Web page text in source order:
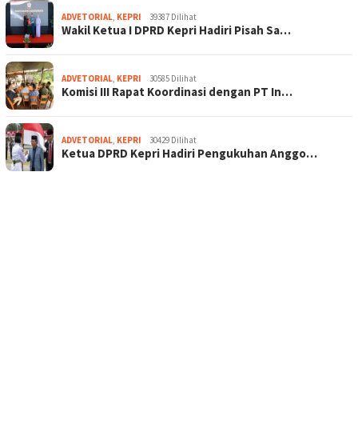
ADVETORIAL KEPRI 39387 Dilihat
Wakil Ketua I DPRD Kepri Hadiri Pisah Sa…
ADVETORIAL KEPRI 30585 Dilihat
Komisi III Rapat Koordinasi dengan PT In…
ADVETORIAL KEPRI 30429 Dilihat
Ketua DPRD Kepri Hadiri Pengukuhan Anggo…